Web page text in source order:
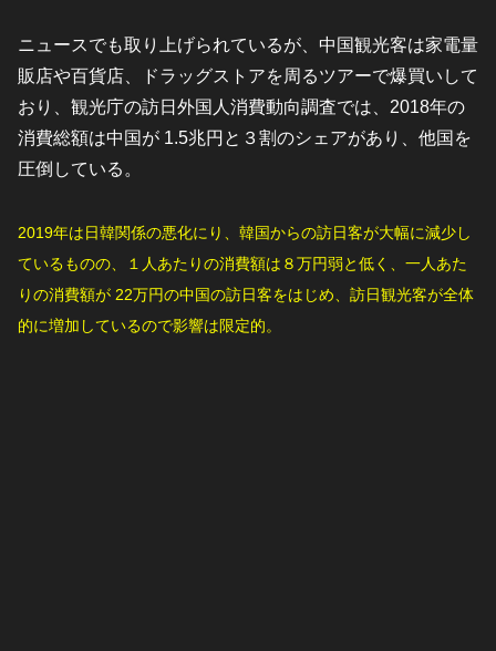
ニュースでも取り上げられているが、中国観光客は家電量
販店や百貨店、ドラッグストアを周るツアーで爆買いして
おり、観光庁の訪日外国人消費動向調査では、2018年の
消費総額は中国が 1.5兆円と３割のシェアがあり、他国を
圧倒している。
2019年は日韓関係の悪化にり、韓国からの訪日客が大幅に減少し
ているものの、１人あたりの消費額は８万円弱と低く、一人あた
りの消費額が 22万円の中国の訪日客をはじめ、訪日観光客が全体
的に増加しているので影響は限定的。